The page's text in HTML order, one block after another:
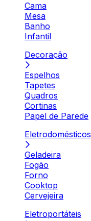
Cama
Mesa
Banho
Infantil
Decoração
Espelhos
Tapetes
Quadros
Cortinas
Papel de Parede
Eletrodomésticos
Geladeira
Fogão
Forno
Cooktop
Cervejeira
Eletroportáteis